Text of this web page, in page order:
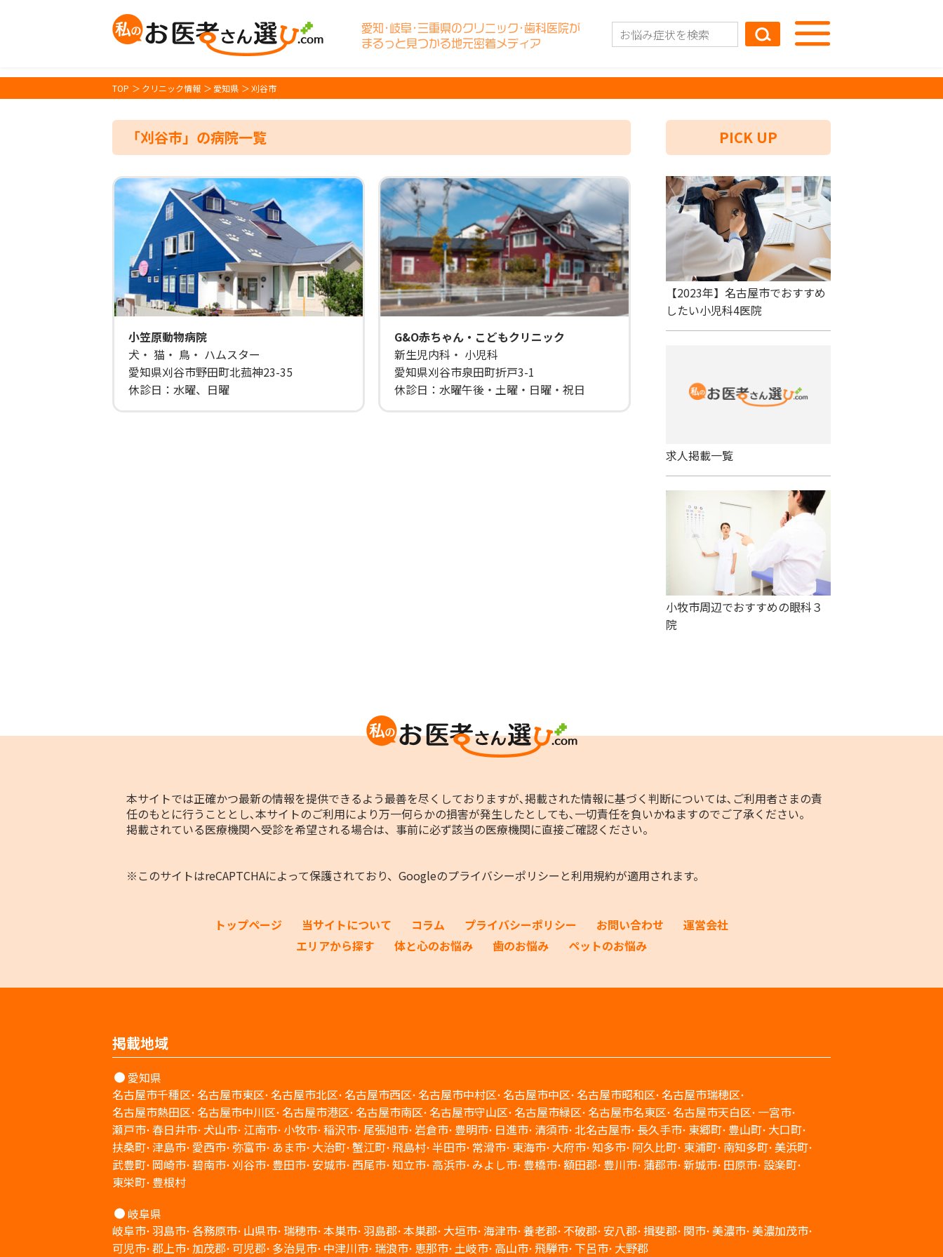
愛知･岐阜･三重県のクリニック･歯科医院が
まるっと見つかる地元密着メディア
TOP クリニック情報 愛知県 刈谷市
「刈谷市」の病院一覧
小笠原動物病院
犬・ 猫・ 鳥・ ハムスター
愛知県刈谷市野田町北菰神23-35
休診日：水曜、日曜
G&O赤ちゃん・こどもクリニック
新生児内科・ 小児科
愛知県刈谷市泉田町折戸3-1
休診日：水曜午後・土曜・日曜・祝日
PICK UP
【2023年】名古屋市でおすすめ
したい小児科4医院
求人掲載一覧
小牧市周辺でおすすめの眼科３
院
本サイトでは正確かつ最新の情報を提供できるよう最善を尽くしておりますが､掲載された情報に基づく判断については､ご利用者さまの責
任のもとに行うこととし､本サイトのご利用により万一何らかの損害が発生したとしても､一切責任を負いかねますのでご了承ください。
掲載されている医療機関へ受診を希望される場合は、事前に必ず該当の医療機関に直接ご確認ください。
※このサイトはreCAPTCHAによって保護されており、Googleのプライバシーポリシー と利用規約が適用されます。
トップページ 当サイトについて コラム プライバシーポリシー お問い合わせ
運営会社
エリアから探す
体と心のお悩み 歯のお悩み ペットのお悩み
掲載地域
愛知県
名古屋市千種区 名古屋市東区 名古屋市北区 名古屋市西区 名古屋市中村区 名古屋市中区 名古屋市昭和区 名古屋市瑞穂区
名古屋市熱田区 名古屋市中川区 名古屋市港区 名古屋市南区 名古屋市守山区 名古屋市緑区 名古屋市名東区 名古屋市天白区 一宮市
瀬戸市 春日井市 犬山市 江南市 小牧市 稲沢市 尾張旭市 岩倉市 豊明市 日進市 清須市 北名古屋市 長久手市 東郷町 豊山町 大口町
扶桑町 津島市 愛西市 弥富市 あま市 大治町 蟹江町 飛島村 半田市 常滑市 東海市 大府市 知多市 阿久比町 東浦町 南知多町 美浜町
武豊町 岡崎市 碧南市 刈谷市 豊田市 安城市 西尾市 知立市 高浜市 みよし市 豊橋市 額田郡 豊川市 蒲郡市 新城市 田原市 設楽町
東栄町 豊根村
岐阜県
岐阜市 羽島市 各務原市 山県市 瑞穂市 本巣市 羽島郡 本巣郡 大垣市 海津市 養老郡 不破郡 安八郡 揖斐郡 関市 美濃市 美濃加茂市
可児市 郡上市 加茂郡 可児郡 多治見市 中津川市 瑞浪市 恵那市 土岐市 高山市 飛騨市 下呂市 大野郡